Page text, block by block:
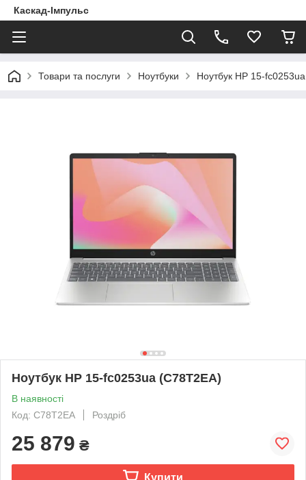
Каскад-Імпульс
Товари та послуги Ноутбуки Ноутбук HP 15-
Ноутбук HP 15-fc0253ua (C78T2EA)
В наявності
Код: C78T2EA
Роздріб
25 879 ₴
Купити